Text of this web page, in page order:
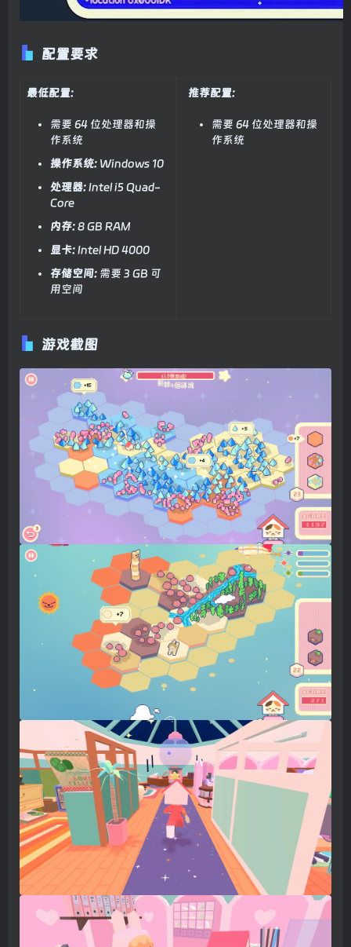
配置要求
最低配置:
需要 64 位处理器和操
作系统
操作系统: Windows 10
处理器:Intel i5 Quad-
Core
内存:8 GB RAM
显卡:Intel HD 4000
存储空间: 需要 3 GB 可
用空间
推荐配置:
需要 64 位处理器和操
作系统
游戏截图